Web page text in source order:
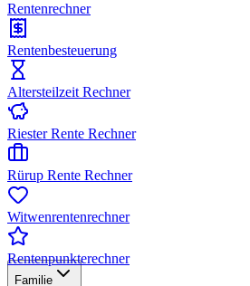
Rentenrechner
Rentenbesteuerung
Altersteilzeit Rechner
Riester Rente Rechner
Rürup Rente Rechner
Witwenrentenrechner
Rentenpunkterechner
Familie